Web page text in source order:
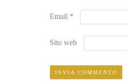
Email *
Sito web